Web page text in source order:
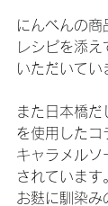
にんべんの商
レシピを添
いただいてい
また日本橋だ
を使用したコ
キャラメルソ
されています
お麩に馴染み